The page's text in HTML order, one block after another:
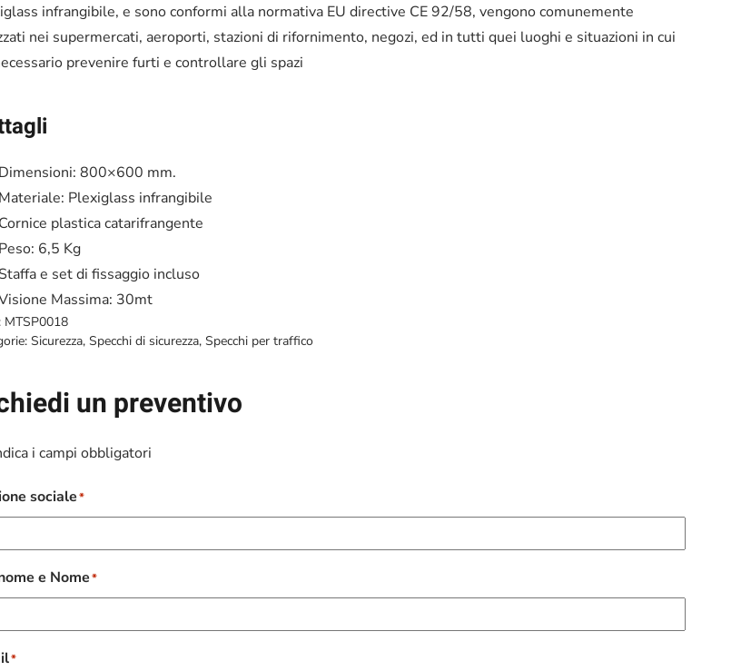
infrangibile, e sono conformi alla normativa EU directive CE 92/58, vengono comunemente
nei supermercati, aeroporti, stazioni di rifornimento, negozi, ed in tutti quei luoghi e situazioni in cui
prevenire furti e controllare gli spazi
Dimensioni: 800×600 mm.
Materiale: Plexiglass infrangibile
Cornice plastica catarifrangente
Peso: 6,5 Kg
Staffa e set di fissaggio incluso
Massima: 30mt
MTSP0018
Sicurezza,Specchi di sicurezza,Specchi per traffico
un preventivo
i campi obbligatori
sociale*
e Nome*
*